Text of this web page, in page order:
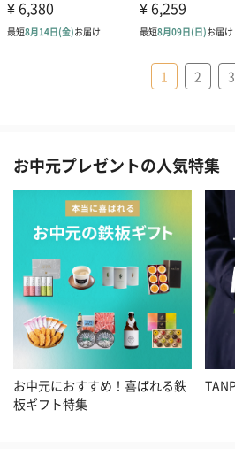
1 2 3
お中元プレゼントの人気特集
お中元におすすめ！喜ばれる鉄
板ギフト特集